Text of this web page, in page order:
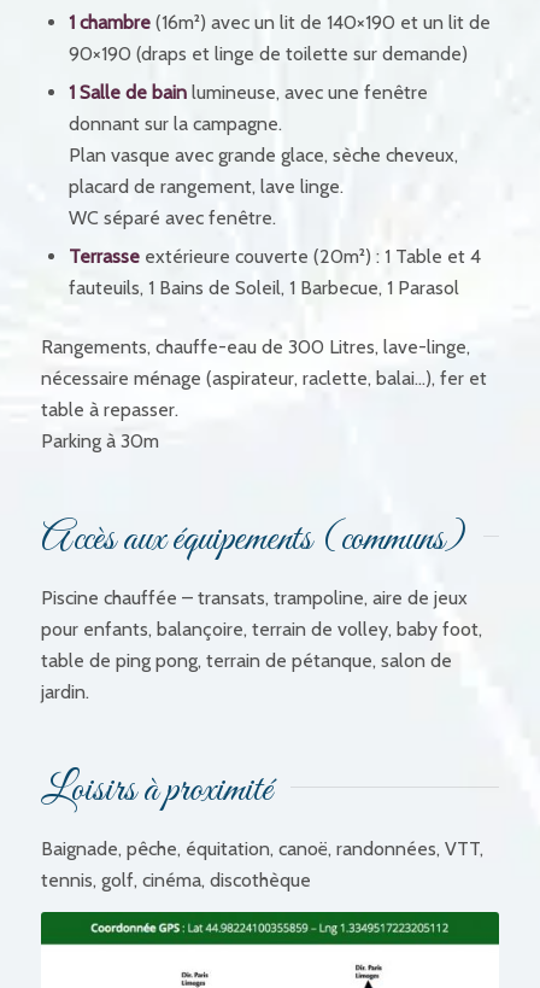
1 chambre(16m²) avec un lit de 140×190 et un lit de
90×190 (draps et linge de toilette sur demande)
1 Salle de bainlumineuse, avec une fenêtre
donnant sur la campagne.
Plan vasque avec grande glace, sèche cheveux,
placard de rangement, lave linge.
WC séparé avec fenêtre.
Terrasseextérieure couverte (20m²) : 1 Table et 4
fauteuils, 1 Bains de Soleil, 1 Barbecue, 1 Parasol
Rangements, chauffe-eau de 300 Litres, lave-linge,
nécessaire ménage (aspirateur, raclette, balai…), fer et
table à repasser.
Parking à 30m
Accès aux équipements (communs)
Piscine chauffée – transats, trampoline, aire de jeux
pour enfants, balançoire, terrain de volley, baby foot,
table de ping pong, terrain de pétanque, salon de
jardin.
Loisirs à proximité
Baignade, pêche, équitation, canoë, randonnées, VTT,
tennis, golf, cinéma, discothèque